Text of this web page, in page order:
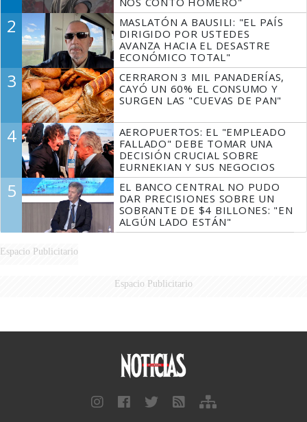
2
MASLATÓN A BAUSILI: "EL PAÍS
DIRIGIDO POR USTEDES
AVANZA HACIA EL DESASTRE
ECONÓMICO TOTAL"
3
CERRARON 3 MIL PANADERÍAS,
CAYÓ UN 60% EL CONSUMO Y
SURGEN LAS "CUEVAS DE PAN"
4
AEROPUERTOS: EL "EMPLEADO
FALLADO" DEBE TOMAR UNA
DECISIÓN CRUCIAL SOBRE
EURNEKIAN Y SUS NEGOCIOS
5
EL BANCO CENTRAL NO PUDO
DAR PRECISIONES SOBRE UN
SOBRANTE DE $4 BILLONES: "EN
ALGÚN LADO ESTÁN"
Espacio Publicitario
Espacio Publicitario